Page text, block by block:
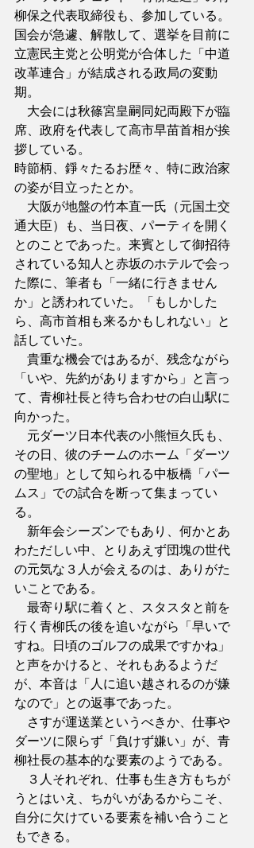
柳保之代表取締役も、参加している。
国会が急遽、解散して、選挙を目前に
立憲民主党と公明党が合体した「中道
改革連合」が結成される政局の変動
期。
大会には秋篠宮皇嗣同妃両殿下が臨
席、政府を代表して高市早苗首相が挨
拶している。
時節柄、錚々たるお歴々、特に政治家
の姿が目立ったとか。
大阪が地盤の竹本直一氏（元国土交
通大臣）も、当日夜、パーティを開く
とのことであった。来賓として御招待
されている知人と赤坂のホテルで会っ
た際に、筆者も「一緒に行きません
か」と誘われていた。「もしかした
ら、高市首相も来るかもしれない」と
話していた。
貴重な機会ではあるが、残念ながら
「いや、先約がありますから」と言っ
て、青柳社長と待ち合わせの白山駅に
向かった。
元ダーツ日本代表の小熊恒久氏も、
その日、彼のチームのホーム「ダーツ
の聖地」として知られる中板橋「パー
ムス」での試合を断って集まってい
る。
新年会シーズンでもあり、何かとあ
わただしい中、とりあえず団塊の世代
の元気な３人が会えるのは、ありがた
いことである。
最寄り駅に着くと、スタスタと前を
行く青柳氏の後を追いながら「早いで
すね。日頃のゴルフの成果ですかね」
と声をかけると、それもあるようだ
が、本音は「人に追い越されるのが嫌
なので」との返事であった。
さすが運送業というべきか、仕事や
ダーツに限らず「負けず嫌い」が、青
柳社長の基本的な要素のようである。
３人それぞれ、仕事も生き方もちが
うとはいえ、ちがいがあるからこそ、
自分に欠けている要素を補い合うこと
もできる。